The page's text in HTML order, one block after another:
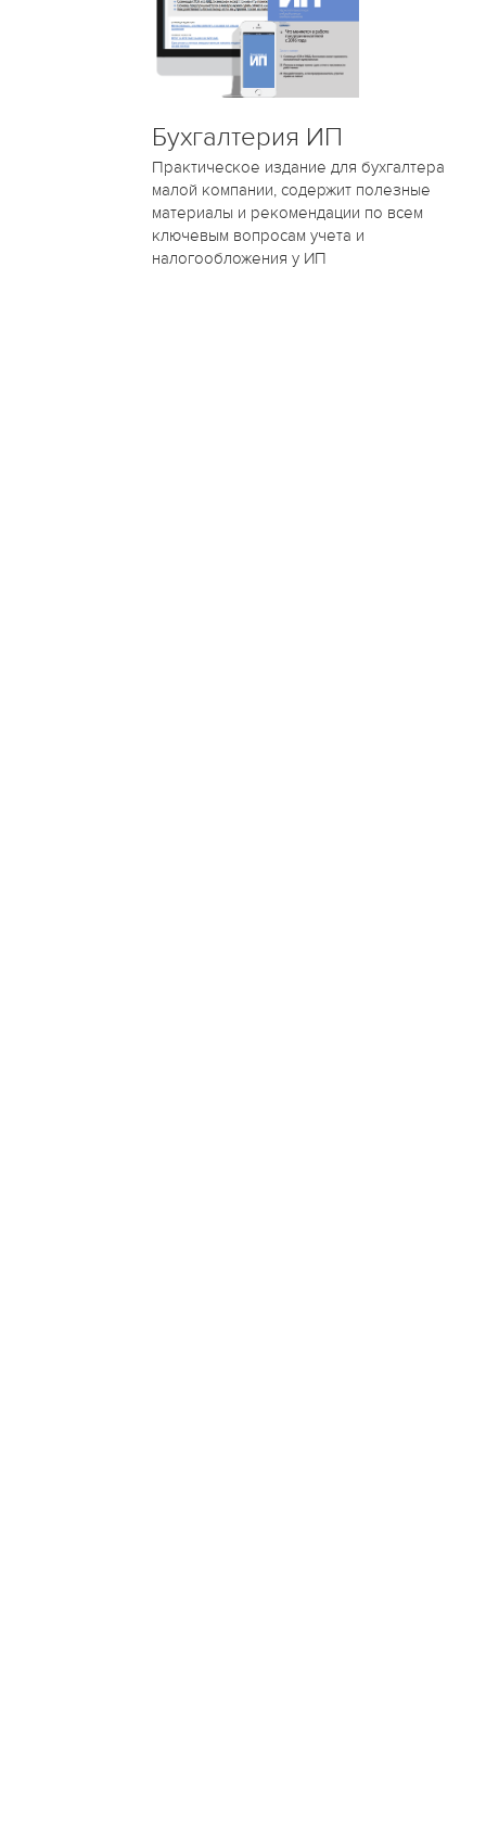
Бухгалтерия ИП
Практическое издание для бухгалтера
малой компании, содержит полезные
материалы и рекомендации по всем
ключевым вопросам учета и
налогообложения у ИП